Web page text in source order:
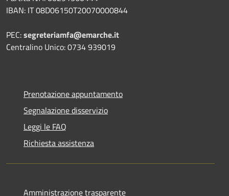
IBAN: IT 08D06150T20070000844
PEC:segreteriamfa@emarche.it
Centralino Unico: 0734 939019
Prenotazione appuntamento
Segnalazione disservizio
Leggi le FAQ
Richiesta assistenza
Amministrazione trasparente